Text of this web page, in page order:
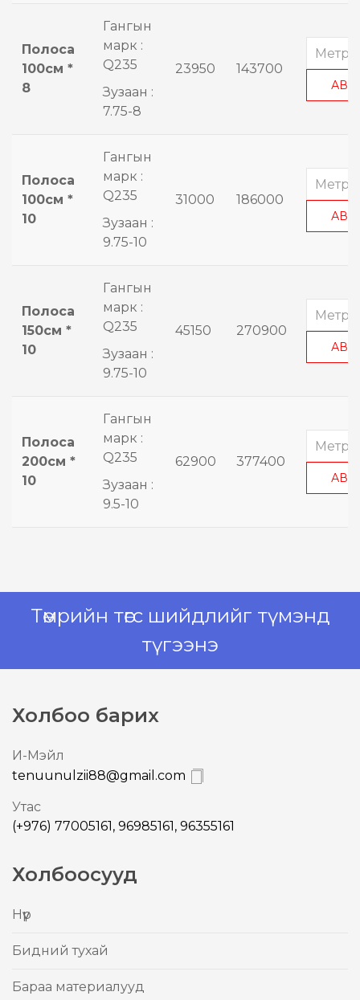
Полоса
100см *
8
Гангын
марк :
Q235
Зузаан :
7.75-8
23950 143700
Полоса
100см *
10
Гангын
марк :
Q235
Зузаан :
9.75-10
31000 186000
Полоса
150см *
10
Гангын
марк :
Q235
Зузаан :
9.75-10
45150 270900
Полоса
200см *
10
Гангын
марк :
Q235
Зузаан :
9.5-10
62900 377400
Төмрийн төгс шийдлийг түмэнд
түгээнэ
Холбоо барих
И-Mэйл
tenuunulzii88@gmail.com
Утас
(+976) 77005161, 96985161, 96355161
Холбоосууд
Нүүр
Бидний тухай
Бараа материалууд